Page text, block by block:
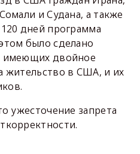
и Судана, а также
дней программа
было сделано
имеющих двойное
жительство в США, и их
ужесточение запрета